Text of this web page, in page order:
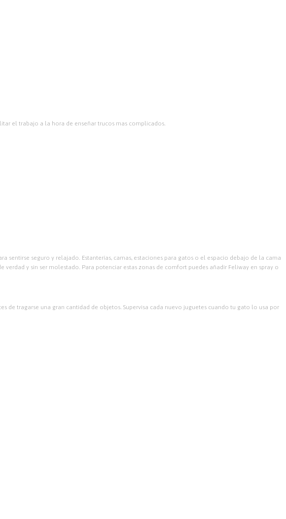
el trabajo a la hora de enseñar trucos mas complicados.
seguro y relajado. Estanterías, camas, estaciones para gatos o el espacio debajo de la cama
verdad y sin ser molestado. Para potenciar estas zonas de comfort puedes añadir Feliway en spray o
de tragarse una gran cantidad de objetos. Supervisa cada nuevo juguetes cuando tu gato lo usa por